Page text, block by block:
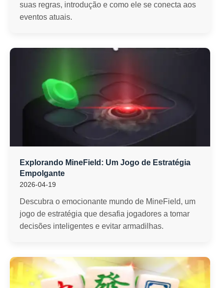
suas regras, introdução e como ele se conecta aos
eventos atuais.
Explorando MineField: Um Jogo de Estratégia
Empolgante
2026-04-19
Descubra o emocionante mundo de MineField, um
jogo de estratégia que desafia jogadores a tomar
decisões inteligentes e evitar armadilhas.